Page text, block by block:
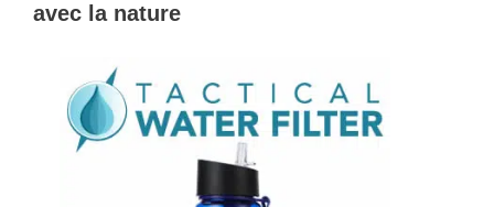
avec la nature